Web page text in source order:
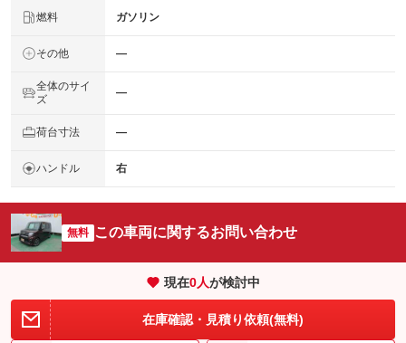
燃料 ガソリン
その他 ―
全体のサイ
ズ
―
荷台寸法 ―
ハンドル 右
無料 この車両に関するお問い合わせ
現在0人が検討中
在庫確認・見積り依頼(無料)